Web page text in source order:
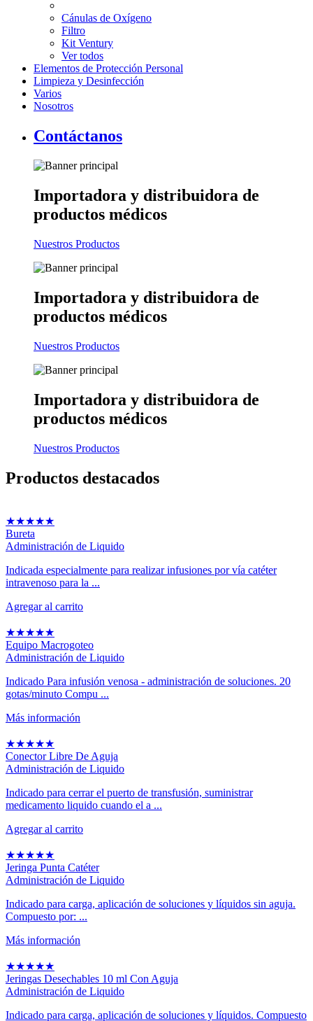
Cánulas de Oxígeno
Filtro
Kit Ventury
Ver todos
Elementos de Protección Personal
Limpieza y Desinfección
Varios
Nosotros
Contáctanos
Importadora y distribuidora de
productos médicos
Nuestros Productos
Importadora y distribuidora de
productos médicos
Nuestros Productos
Importadora y distribuidora de
productos médicos
Nuestros Productos
Productos destacados
★★★★★
Bureta
Administración de Liquido
Indicada especialmente para realizar infusiones por vía catéter
intravenoso para la ...
Agregar al carrito
★★★★★
Equipo Macrogoteo
Administración de Liquido
Indicado Para infusión venosa - administración de soluciones. 20
gotas/minuto Compu ...
Más información
★★★★★
Conector Libre De Aguja
Administración de Liquido
Indicado para cerrar el puerto de transfusión, suministrar
medicamento liquido cuando el a ...
Agregar al carrito
★★★★★
Jeringa Punta Catéter
Administración de Liquido
Indicado para carga, aplicación de soluciones y líquidos sin aguja.
Compuesto por: ...
Más información
★★★★★
Jeringas Desechables 10 ml Con Aguja
Administración de Liquido
Indicado para carga, aplicación de soluciones y líquidos. Compuesto